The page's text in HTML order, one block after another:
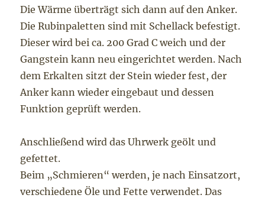
Die Wärme überträgt sich dann auf den Anker.
Die Rubinpaletten sind mit Schellack befestigt.
Dieser wird bei ca. 200 Grad C weich und der
Gangstein kann neu eingerichtet werden. Nach
dem Erkalten sitzt der Stein wieder fest, der
Anker kann wieder eingebaut und dessen
Funktion geprüft werden.
Anschließend wird das Uhrwerk geölt und
gefettet.
Beim „Schmieren“ werden, je nach Einsatzort,
verschiedene Öle und Fette verwendet. Das